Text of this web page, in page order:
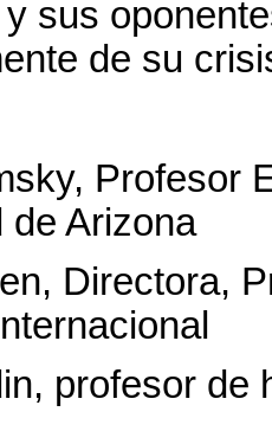
sus
de su
Profesor
de Arizona
Directora,
profesor de